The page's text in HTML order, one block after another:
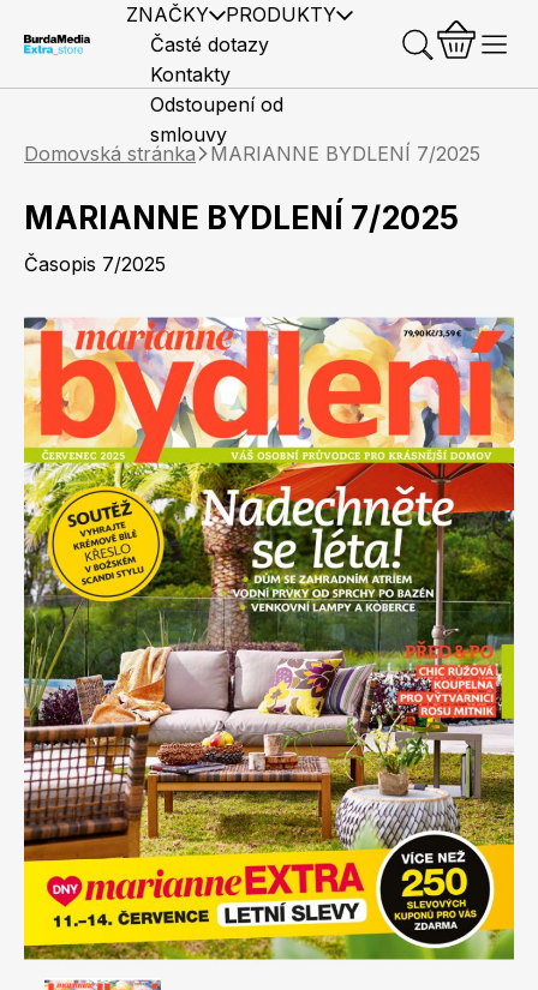
ZNAČKY PRODUKTY
Elle
Marianne
Apetit
Svět ženy
Elle Decoration
Marianne Bydlení
Marianne Venkov & styl
Předplatné časopisů
Knihy Merch
Časté dotazy
Kontakty
Odstoupení od
smlouvy
Domovská stránka
MARIANNE BYDLENÍ 7/2025
MARIANNE BYDLENÍ 7/2025
Časopis 7/2025